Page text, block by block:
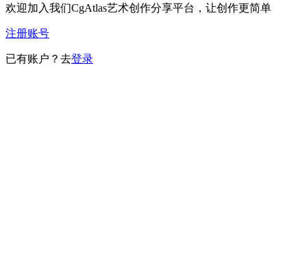
欢迎加入我们CgAtlas艺术创作分享平台，让创作更简单
注册账号
已有账户？去登录